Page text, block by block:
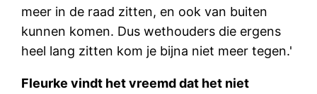
meer in de raad zitten, en ook van buiten
kunnen komen. Dus wethouders die ergens
heel lang zitten kom je bijna niet meer tegen.'
Fleurke vindt het vreemd dat het niet